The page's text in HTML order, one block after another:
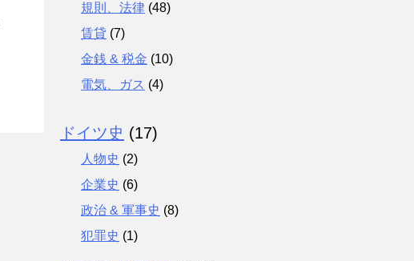
規則、法律 (48)
賃貸 (7)
金銭 & 税金 (10)
電気、ガス (4)
ドイツ史 (17)
人物史 (2)
企業史 (6)
政治 & 軍事史 (8)
犯罪史 (1)